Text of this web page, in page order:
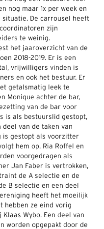
nog maar 1x per week en
De carrousel heeft
zijn
te weinig.
het jaaroverzicht van de
2018-2019. Er is een
vrijwilligers vinden is
en ook het bestuur. Er
getalsmatig leek te
Monique achter de bar,
van de bar voor
is als bestuurslid gestopt,
deel van de taken van
is gestopt als voorzitter
hem op. Ria Roffel en
voorgedragen als
Jan Faber is vertrokken,
de A selectie en de
B selectie en een deel
heeft het moeilijk
hebben ze eind vorig
Wybo. Een deel van
worden opgepakt door de